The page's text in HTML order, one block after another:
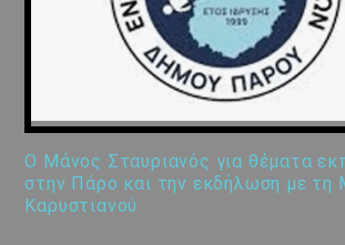
Ο Μάνος Σταυριανός για θέματα
στην Πάρο και την εκδήλωση με τη
Καρυστιανού